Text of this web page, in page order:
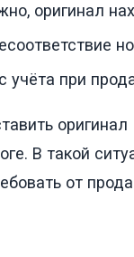
оригинал
учёта при
В такой
от